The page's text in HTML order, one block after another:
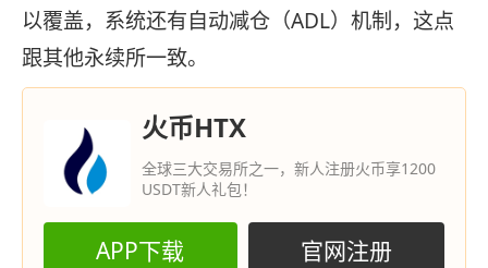
以覆盖，系统还有自动减仓（ADL）机制，这点
跟其他永续所一致。
火币HTX
全球三大交易所之一，新人注册火币享1200
USDT新人礼包！
APP下载 官网注册